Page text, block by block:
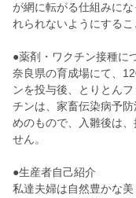
が網に転がる仕組みに
れられないようにする
●薬剤・ワクチン接種に
奈良県の育成場にて、
ンを投与後、とりとん
チンは、家畜伝染病予
めのもので、入雛後は
せん。
●生産者自己紹介
私達夫婦は自然豊かな